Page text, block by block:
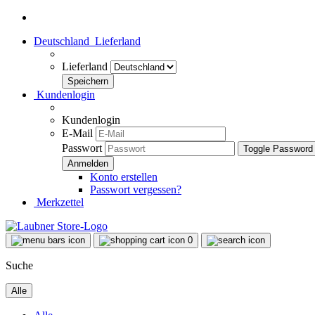
Deutschland Lieferland
Lieferland
Kundenlogin
Kundenlogin
E-Mail
Passwort
Toggle
Konto erstellen
Passwort vergessen?
Merkzettel
0
Suche
Alle